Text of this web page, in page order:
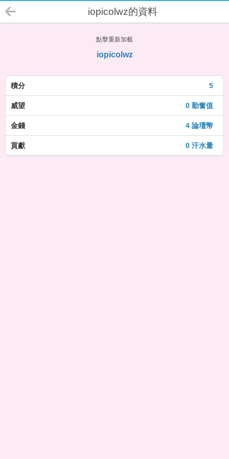
iopicolwz的資料
點擊重新加載
iopicolwz
5
積分
0 勤奮值
威望
4 論壇幣
金錢
0 汗水量
貢獻